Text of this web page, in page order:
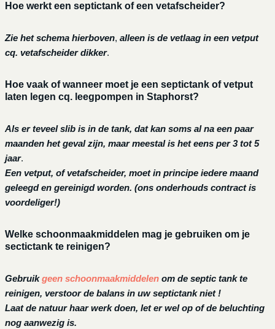
Hoe werkt een septictank of een vetafscheider?
Zie het schema hierboven, alleen is de vetlaag in een vetput
cq. vetafscheider dikker.
Hoe vaak of wanneer moet je een septictank of vetput
laten legen cq. leegpompen in Staphorst?
Als er teveel slib is in de tank, dat kan soms al na een paar
maanden het geval zijn, maar meestal is het eens per 3 tot 5
jaar.
Een vetput, of vetafscheider, moet in principe iedere maand
geleegd en gereinigd worden. (ons onderhouds contract is
voordeliger!)
Welke schoonmaakmiddelen mag je gebruiken om je
sectictank te reinigen?
Gebruikgeen schoonmaakmiddelen om de septic tank te
reinigen, verstoor de balans in uw septictank niet !
Laat de natuur haar werk doen, let er wel op of de beluchting
nog aanwezig is.